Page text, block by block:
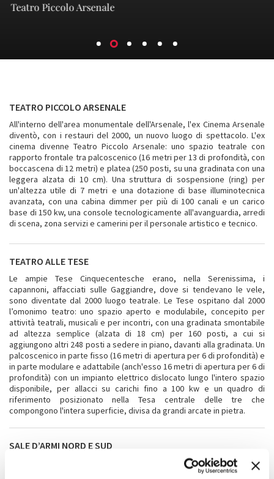
Teatro Piccolo Arsenale
TEATRO PICCOLO ARSENALE
All'interno dell'area monumentale dell'Arsenale, l'ex Cinema Arsenale
diventò, con i restauri del 2000, un nuovo luogo di spettacolo. L'ex
cinema divenne Teatro Piccolo Arsenale: uno spazio teatrale con
rapporto frontale tra palcoscenico (16 metri per 13 di profondità, con
boccascena di 12 metri) e platea (250 posti, su una gradinata con una
leggera alzata di 10 cm). Una struttura di sospensione (ring) per
un'altezza utile di 7 metri e una dotazione di base illuminotecnica
avanzata, con una cabina dimmer per più di 100 canali e un carico
base di 150 kw, una console tecnologicamente all'avanguardia, arredi
di scena, zona servizi e camerini per il personale artistico e tecnico.
TEATRO ALLE TESE
Le ampie Tese Cinquecentesche erano, nella Serenissima, i
capannoni, affacciati sulle Gaggiandre, dove si tendevano le vele,
sono diventate dal 2000 luogo teatrale. Le Tese ospitano dal 2000
l’omonimo teatro: uno spazio aperto e modulabile, concepito per
attività teatrali, musicali e per incontri, con una gradinata smontabile
ad altezza semplice (alzata di 18 cm) per 160 posti, a cui si
aggiungono altri 248 posti a sedere in piano, davanti alla gradinata. Un
palcoscenico in parte fisso (16 metri di apertura per 6 di profondità) e
in parte modulare e adattabile (anch'esso 16 metri di apertura per 6 di
profondità) con un impianto elettrico dislocato lungo l'intero spazio
disponibile, per allacci su carichi fino a 100 kw e un quadro di
riferimento posizionato nella Tesa centrale delle tre che
compongono l'intera superficie, divisa da grandi arcate in pietra.
SALE D’ARMI NORD E SUD
Il complesso delle Sale d’Armi Nord e Sud situato nel cuore dell' area